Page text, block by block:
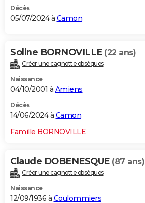
Décès
05/07/2024 à Camon
Soline BORNOVILLE (22 ans)
Créer une cagnotte obsèques
Naissance
04/10/2001 à Amiens
Décès
14/06/2024 à Camon
Famille BORNOVILLE
Claude DOBENESQUE (87 ans)
Créer une cagnotte obsèques
Naissance
12/09/1936 à Coulommiers